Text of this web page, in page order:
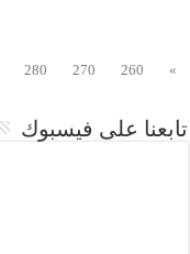
»
260
270
280
تابعنا على فيسبوك